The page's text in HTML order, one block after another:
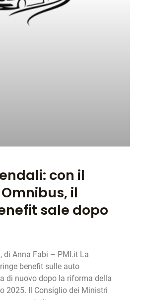
con il
il
sale dopo
di Anna Fabi – PMI.it La
benefit sulle auto
di nuovo dopo la riforma della
2025. Il Consiglio dei Ministri